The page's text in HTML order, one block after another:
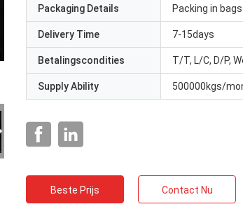
Packaging Details Packing in
Delivery Time 7-15days
Betalingscondities T/T, L/C, D/P,
Supply Ability 500000kgs/
Beste Prijs Contact Nu